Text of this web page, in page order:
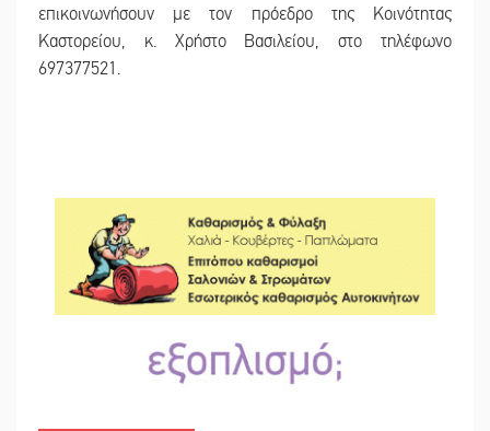
επικοινωνήσουν με τον πρόεδρο της Κοινότητας
Καστορείου, κ. Χρήστο Βασιλείου, στο τηλέφωνο
697377521.